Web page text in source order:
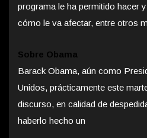
programa le ha permitido hacer
cómo le va afectar, entre otros
Sobre Obama
Barack Obama, aún como
Unidos, prácticamente este
discurso, en calidad de
haberlo hecho un